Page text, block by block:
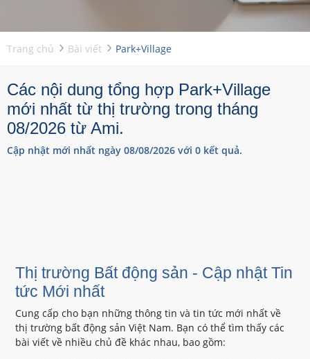
Trang chủ Bài viết Park+Village
Các nội dung tổng hợp Park+Village
mới nhất từ thị trường trong tháng
08/2026 từ Ami.
Cập nhật mới nhất ngày 08/08/2026 với 0 kết quả.
Thị trường Bất động sản - Cập nhật Tin
tức Mới nhất
Cung cấp cho bạn những thông tin và tin tức mới nhất về
thị trường bất động sản Việt Nam. Bạn có thể tìm thấy các
bài viết về nhiều chủ đề khác nhau, bao gồm: